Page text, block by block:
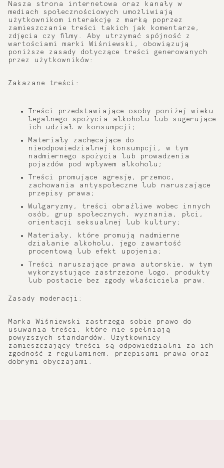
Nasza strona internetowa oraz kanały w
mediach społecznościowych umożliwiają
użytkownikom interakcję z marką poprzez
zamieszczanie treści takich jak komentarze,
zdjęcia czy filmy. Aby utrzymać spójność z
wartościami marki Wiśniewski, obowiązują
poniższe zasady dotyczące treści generowanych
przez użytkowników:
Zakazane treści:
Treści przedstawiające osoby poniżej wieku
legalnego spożycia alkoholu lub sugerujące
ich udział w konsumpcji;
Materiały zachęcające do
nieodpowiedzialnej konsumpcji, w tym
nadmiernego spożycia lub prowadzenia
pojazdów pod wpływem alkoholu;
Treści promujące agresję, przemoc,
zachowania antyspołeczne lub naruszające
przepisy prawa;
Wulgaryzmy, treści obraźliwe wobec innych
osób, grup społecznych, wyznania, płci,
orientacji seksualnej lub kultury;
Materiały, które promują nadmierne
działanie alkoholu, jego zawartość
procentową lub efekt upojenia;
Treści naruszające prawa autorskie, w tym
wykorzystujące zastrzeżone logo, produkty
lub postacie bez zgody właściciela praw.
Zasady moderacji:
Marka Wiśniewski zastrzega sobie prawo do
usuwania treści, które nie spełniają
powyższych standardów. Użytkownicy
zamieszczający treści są odpowiedzialni za ich
zgodność z regulaminem, przepisami prawa oraz
dobrymi obyczajami.